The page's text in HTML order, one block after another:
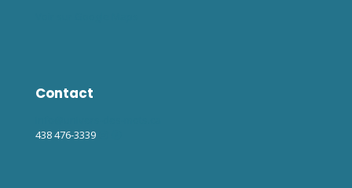
Contact
438 476-3339